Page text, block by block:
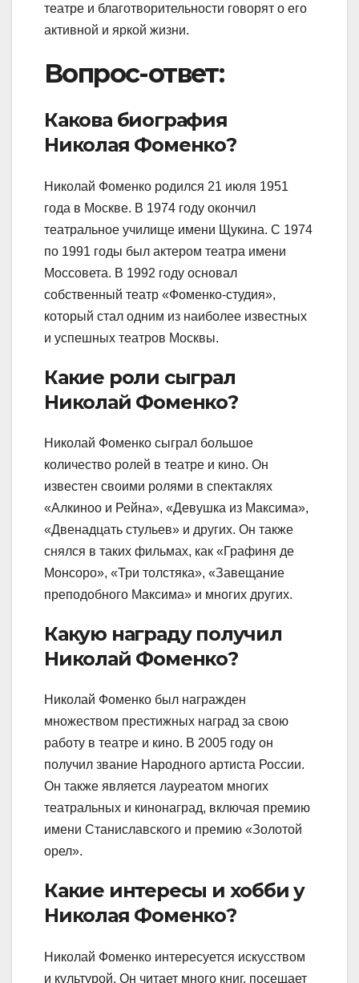
театре и благотворительности говорят о его
активной и яркой жизни.
Вопрос-ответ:
Какова биография
Николая Фоменко?
Николай Фоменко родился 21 июля 1951
года в Москве. В 1974 году окончил
театральное училище имени Щукина. С 1974
по 1991 годы был актером театра имени
Моссовета. В 1992 году основал
собственный театр «Фоменко-студия»,
который стал одним из наиболее известных
и успешных театров Москвы.
Какие роли сыграл
Николай Фоменко?
Николай Фоменко сыграл большое
количество ролей в театре и кино. Он
известен своими ролями в спектаклях
«Алкиноо и Рейна», «Девушка из Максима»,
«Двенадцать стульев» и других. Он также
снялся в таких фильмах, как «Графиня де
Монсоро», «Три толстяка», «Завещание
преподобного Максима» и многих других.
Какую награду получил
Николай Фоменко?
Николай Фоменко был награжден
множеством престижных наград за свою
работу в театре и кино. В 2005 году он
получил звание Народного артиста России.
Он также является лауреатом многих
театральных и кинонаград, включая премию
имени Станиславского и премию «Золотой
орел».
Какие интересы и хобби у
Николая Фоменко?
Николай Фоменко интересуется искусством
и культурой. Он читает много книг, посещает